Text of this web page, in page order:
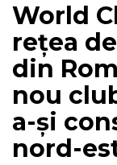
World
rețea
din
nou
a-și
nord-